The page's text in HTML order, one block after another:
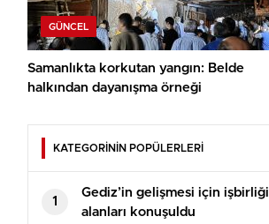
GÜNCEL
Samanlıkta korkutan yangın: Belde
halkından dayanışma örneği
KATEGORİNİN POPÜLERLERİ
1
Gediz’in gelişmesi için işbirliği
alanları konuşuldu